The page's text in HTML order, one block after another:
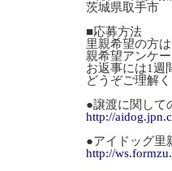
茨城県取手市
■応募方法
里親希望の方
親希望アンケ
お返事には1週
どうぞご理解く
●譲渡に関して
http://
●アイドッグ里
http://